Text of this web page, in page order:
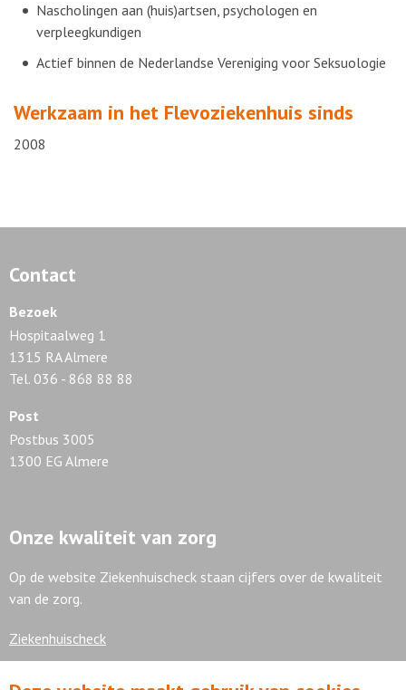
Nascholingen aan (huis)artsen, psychologen en
verpleegkundigen
Actief binnen de Nederlandse Vereniging voor Seksuologie
Werkzaam in het Flevoziekenhuis sinds
2008
Contact
Bezoek
Hospitaalweg 1
1315 RA Almere
Tel. 036 - 868 88 88
Post
Postbus 3005
1300 EG Almere
Onze kwaliteit van zorg
Op de website Ziekenhuischeck staan cijfers over de kwaliteit
van de zorg.
Ziekenhuischeck